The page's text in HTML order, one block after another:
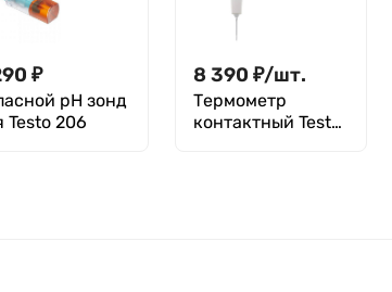
₽
pH зонд
Testo 206
8 390 ₽/шт.
Термометр
контактный Testo